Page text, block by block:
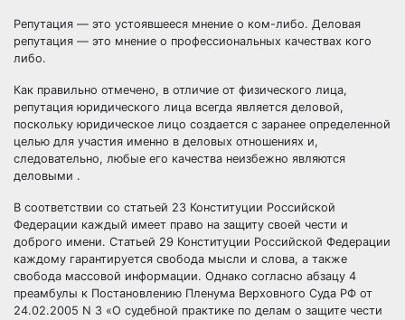
Репутация — это устоявшееся мнение о ком-либо. Деловая
репутация — это мнение о профессиональных качествах кого
либо.
Как правильно отмечено, в отличие от физического лица,
репутация юридического лица всегда является деловой,
поскольку юридическое лицо создается с заранее определенной
целью для участия именно в деловых отношениях и,
следовательно, любые его качества неизбежно являются
деловыми .
В соответствии со статьей 23 Конституции Российской
Федерации каждый имеет право на защиту своей чести и
доброго имени. Статьей 29 Конституции Российской Федерации
каждому гарантируется свобода мысли и слова, а также
свобода массовой информации. Однако согласно абзацу 4
преамбулы к Постановлению Пленума Верховного Суда РФ от
24.02.2005 N 3 «О судебной практике по делам о защите чести